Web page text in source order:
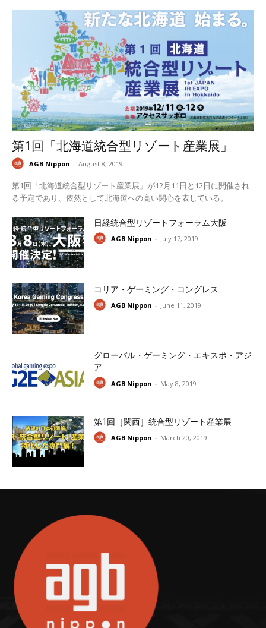
第1回「北海道統合型リゾート産業展」
AGB Nippon - August 8, 2019
第1回「北海道統合型リゾート産業展」が12月11日と12日に開催され
る予定であり、依然として北海道への高い関心を表している。
日経統合型リゾートフォーラム大阪
AGB Nippon - July 17, 2019
コリア・ゲーミング・コングレス
AGB Nippon - June 11, 2019
グローバル・ゲーミング・エキスポ・アジ
ア
AGB Nippon - May 8, 2019
第1回［関西］統合型リゾート産業展
AGB Nippon - March 20, 2019